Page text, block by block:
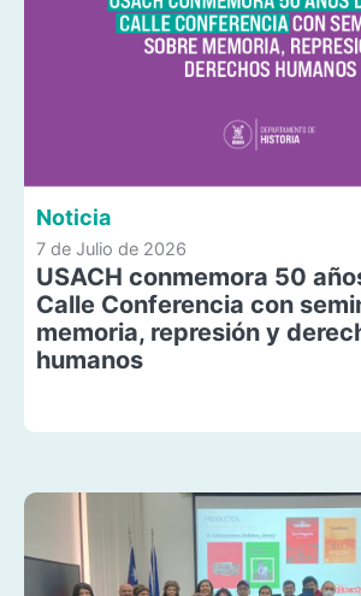
Noticia
7 de Julio de 2026
USACH conmemora 50
Calle Conferencia con
memoria, represión y
humanos